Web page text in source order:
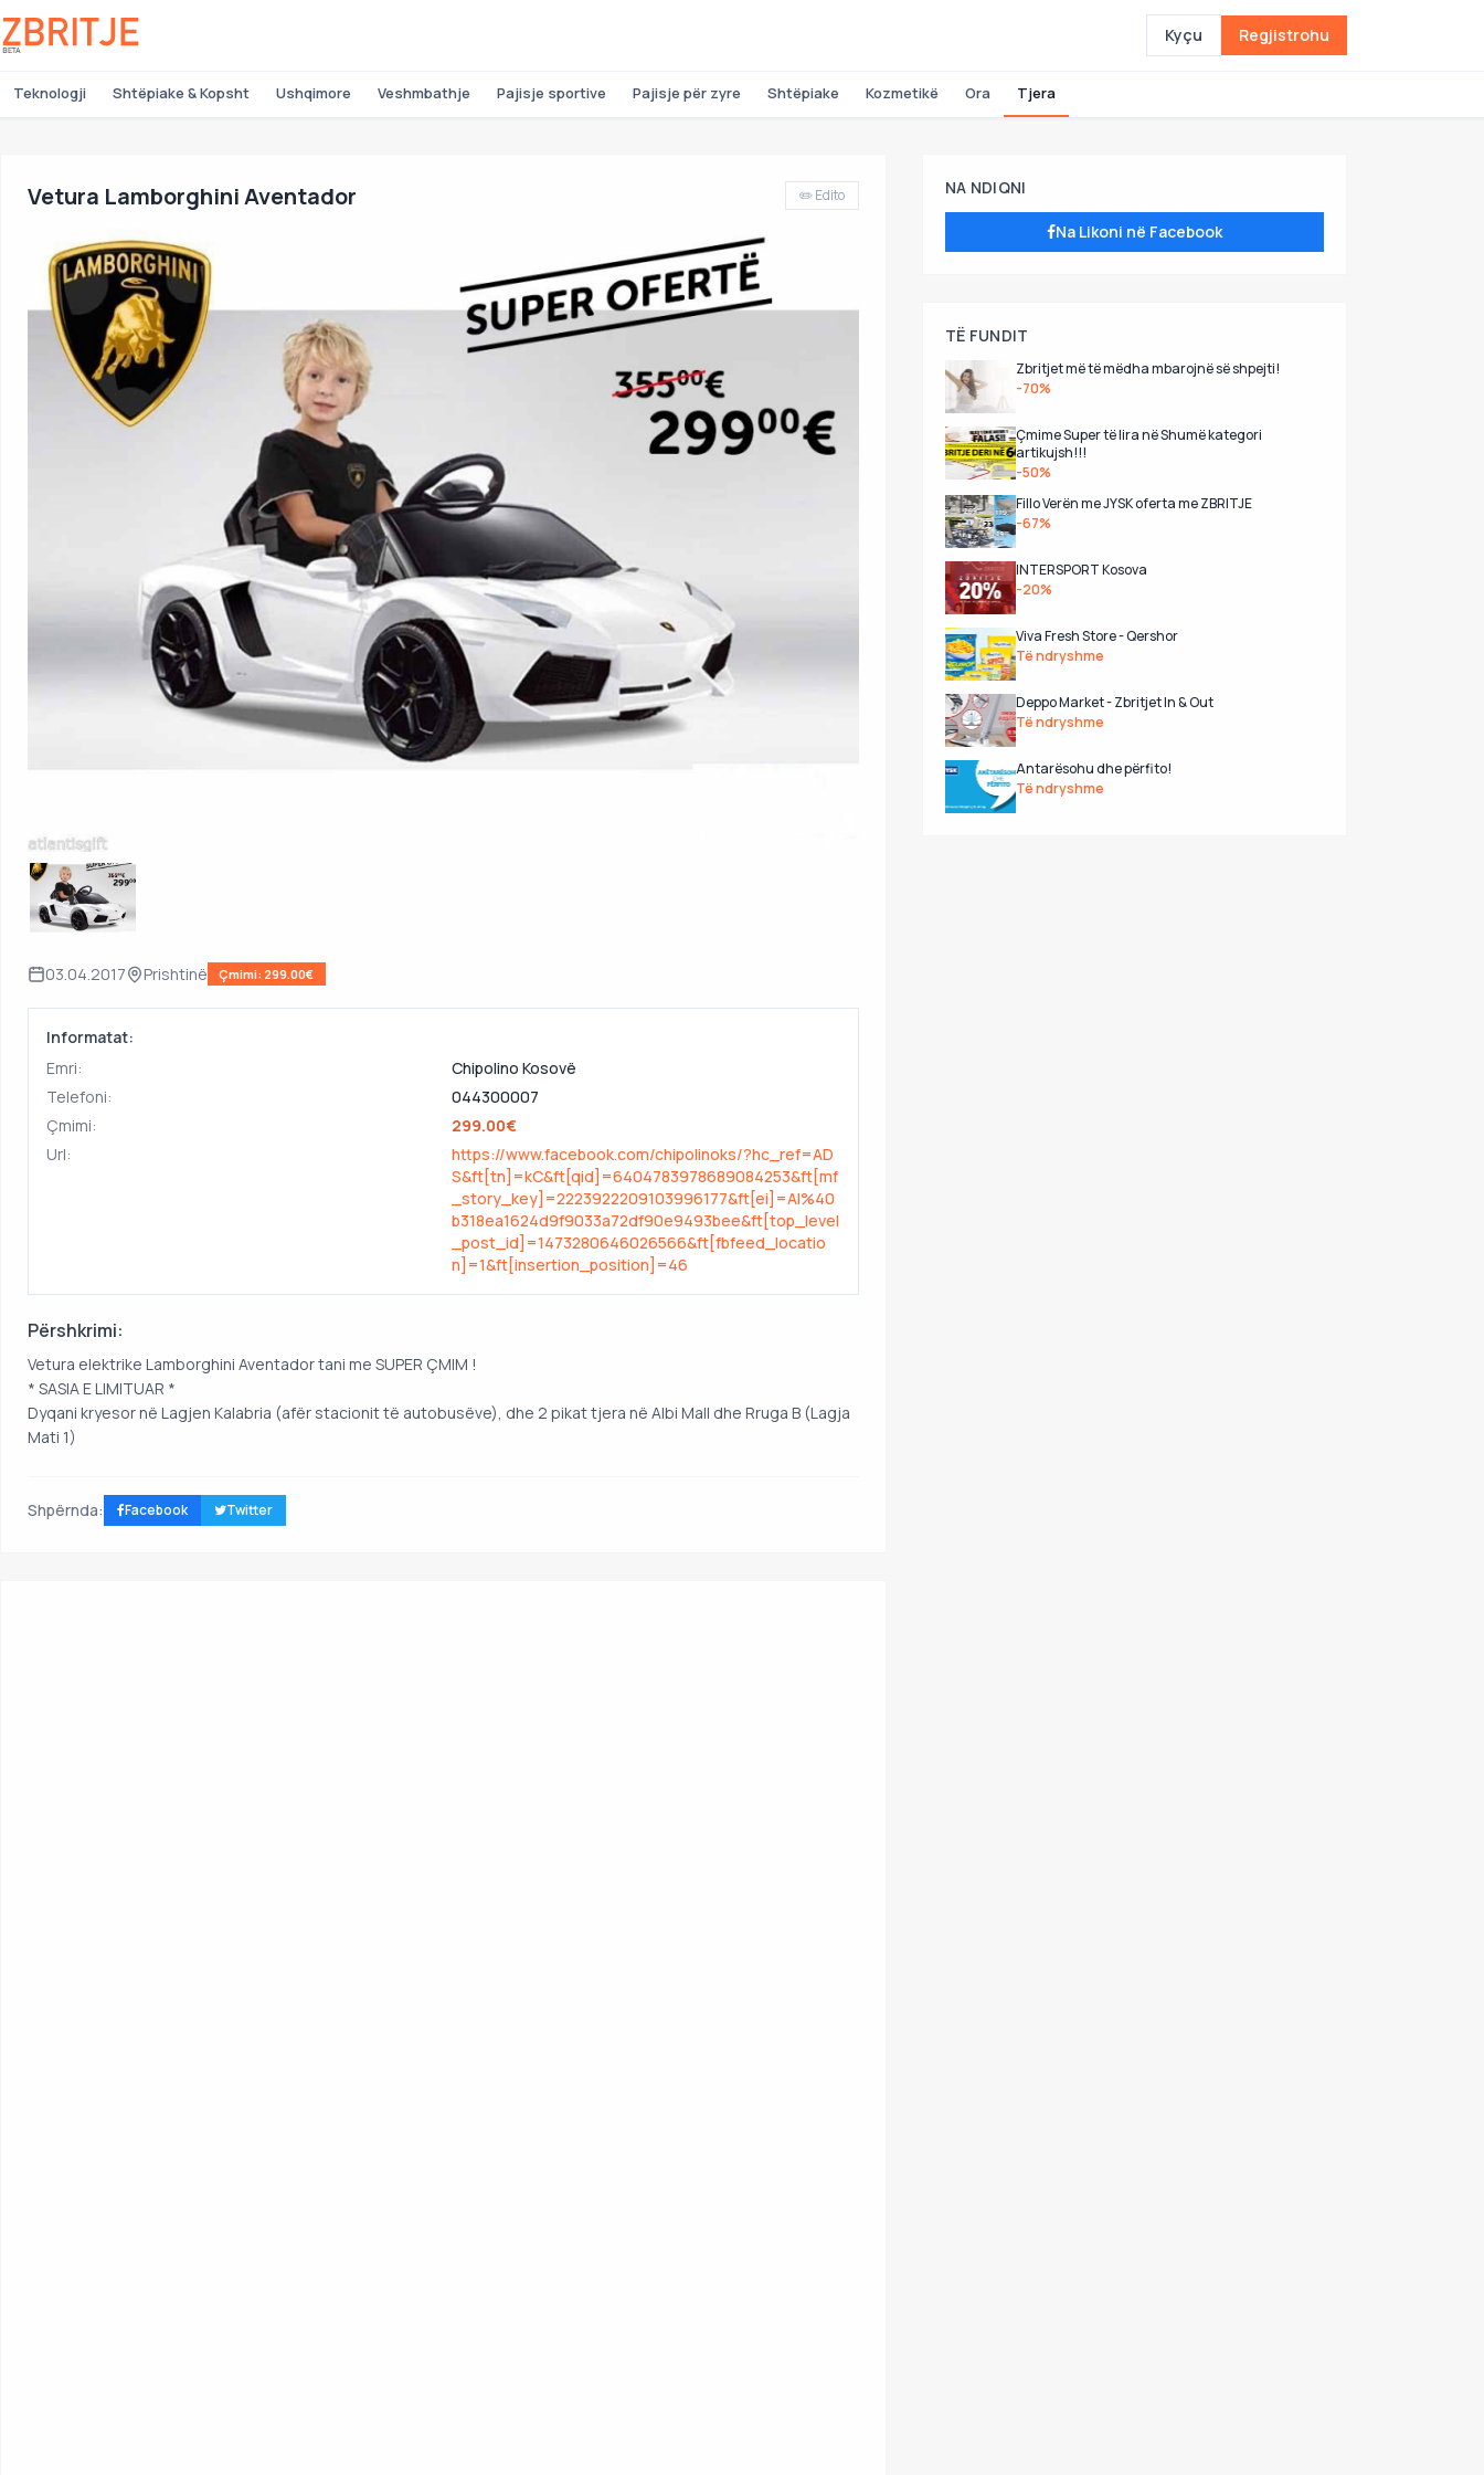
Kyçu Regjistrohu
Teknologji Shtëpiake & Kopsht Ushqimore Veshmbathje Pajisje sportive Pajisje për zyre Shtëpiake Kozmetikë Ora Tjera
Vetura Lamborghini Aventador ✏️ Edito
03.04.2017 Prishtinë Çmimi: 299.00€
Informatat:
Emri:
Chipolino Kosovë
Telefoni:
044300007
Çmimi:
299.00€
Url:
https://www.facebook.com/chipolinoks/?hc_ref=AD
S&ft[tn]=kC&ft[qid]=6404783978689084253&ft[mf
_story_key]=2223922209103996177&ft[ei]=AI%40
b318ea1624d9f9033a72df90e9493bee&ft[top_level
_post_id]=1473280646026566&ft[fbfeed_locatio
n]=1&ft[insertion_position]=46
Përshkrimi:
Vetura elektrike Lamborghini Aventador tani me SUPER ÇMIM !
* SASIA E LIMITUAR *
Dyqani kryesor në Lagjen Kalabria (afër stacionit të autobusëve), dhe 2 pikat tjera në Albi Mall dhe Rruga B (Lagja
Mati 1)
Shpërnda: Facebook Twitter
NA NDIQNI
Na Likoni në Facebook
TË FUNDIT
Zbritjet më të mëdha mbarojnë së shpejti!
-70%
Çmime Super të lira në Shumë kategori
artikujsh!!!
-50%
Fillo Verën me JYSK oferta me ZBRITJE
-67%
INTERSPORT Kosova
-20%
Viva Fresh Store - Qershor
Të ndryshme
Deppo Market - Zbritjet In & Out
Të ndryshme
Antarësohu dhe përfito!
Të ndryshme